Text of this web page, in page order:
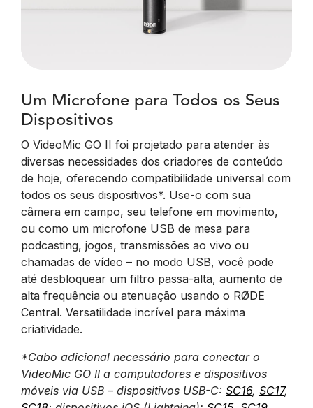
Um Microfone para Todos os Seus
Dispositivos
O VideoMic GO II foi projetado para atender às
diversas necessidades dos criadores de conteúdo
de hoje, oferecendo compatibilidade universal com
todos os seus dispositivos*. Use-o com sua
câmera em campo, seu telefone em movimento,
ou como um microfone USB de mesa para
podcasting, jogos, transmissões ao vivo ou
chamadas de vídeo – no modo USB, você pode
até desbloquear um filtro passa-alta, aumento de
alta frequência ou atenuação usando o RØDE
Central. Versatilidade incrível para máxima
criatividade.
*Cabo adicional necessário para conectar o
VideoMic GO II a computadores e dispositivos
móveis via USB – dispositivos USB-C: SC16, SC17,